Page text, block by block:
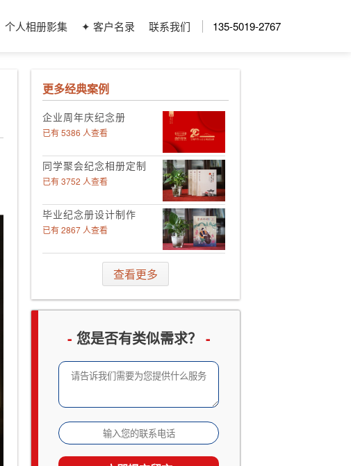
个人相册影集 ✦ 客户名录 联系我们 135-5019-2767
更多经典案例
企业周年庆纪念册
已有 5386 人查看
同学聚会纪念相册定制
已有 3752 人查看
毕业纪念册设计制作
已有 2867 人查看
领导工作影集定制
企业邮册设计定制
成长留念及成人礼相册
已有 2533 人查看
家庭及生日相册影集
已有 1867 人查看
旅行照片书定制
查看更多
- 您是否有类似需求？ -